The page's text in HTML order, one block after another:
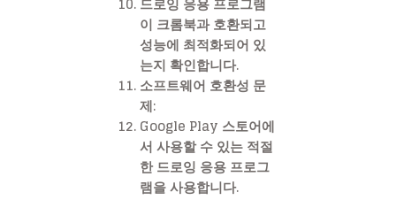
이 크롬북과 호환되고
성능에 최적화되어 있
는지 확인합니다.
소프트웨어 호환성 문
제:
Google Play 스토어에
서 사용할 수 있는 적절
한 드로잉 응용 프로그
램을 사용합니다.